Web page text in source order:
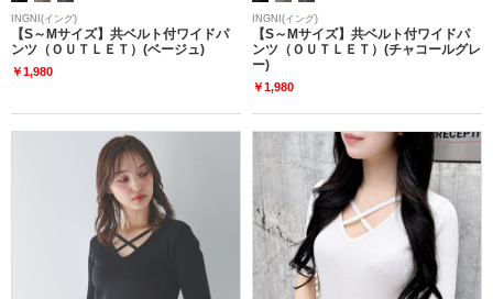
INGNI(イング)
【S～Mサイズ】共ベルト付ワイドパ
ンツ（ＯＵＴＬＥＴ）(ベージュ)
￥1,980
INGNI(イング)
【S～Mサイズ】共ベルト付ワイドパ
ンツ（ＯＵＴＬＥＴ）(チャコールグレ
ー)
￥1,980